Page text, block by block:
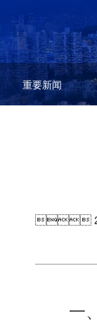
重要新闻

一、